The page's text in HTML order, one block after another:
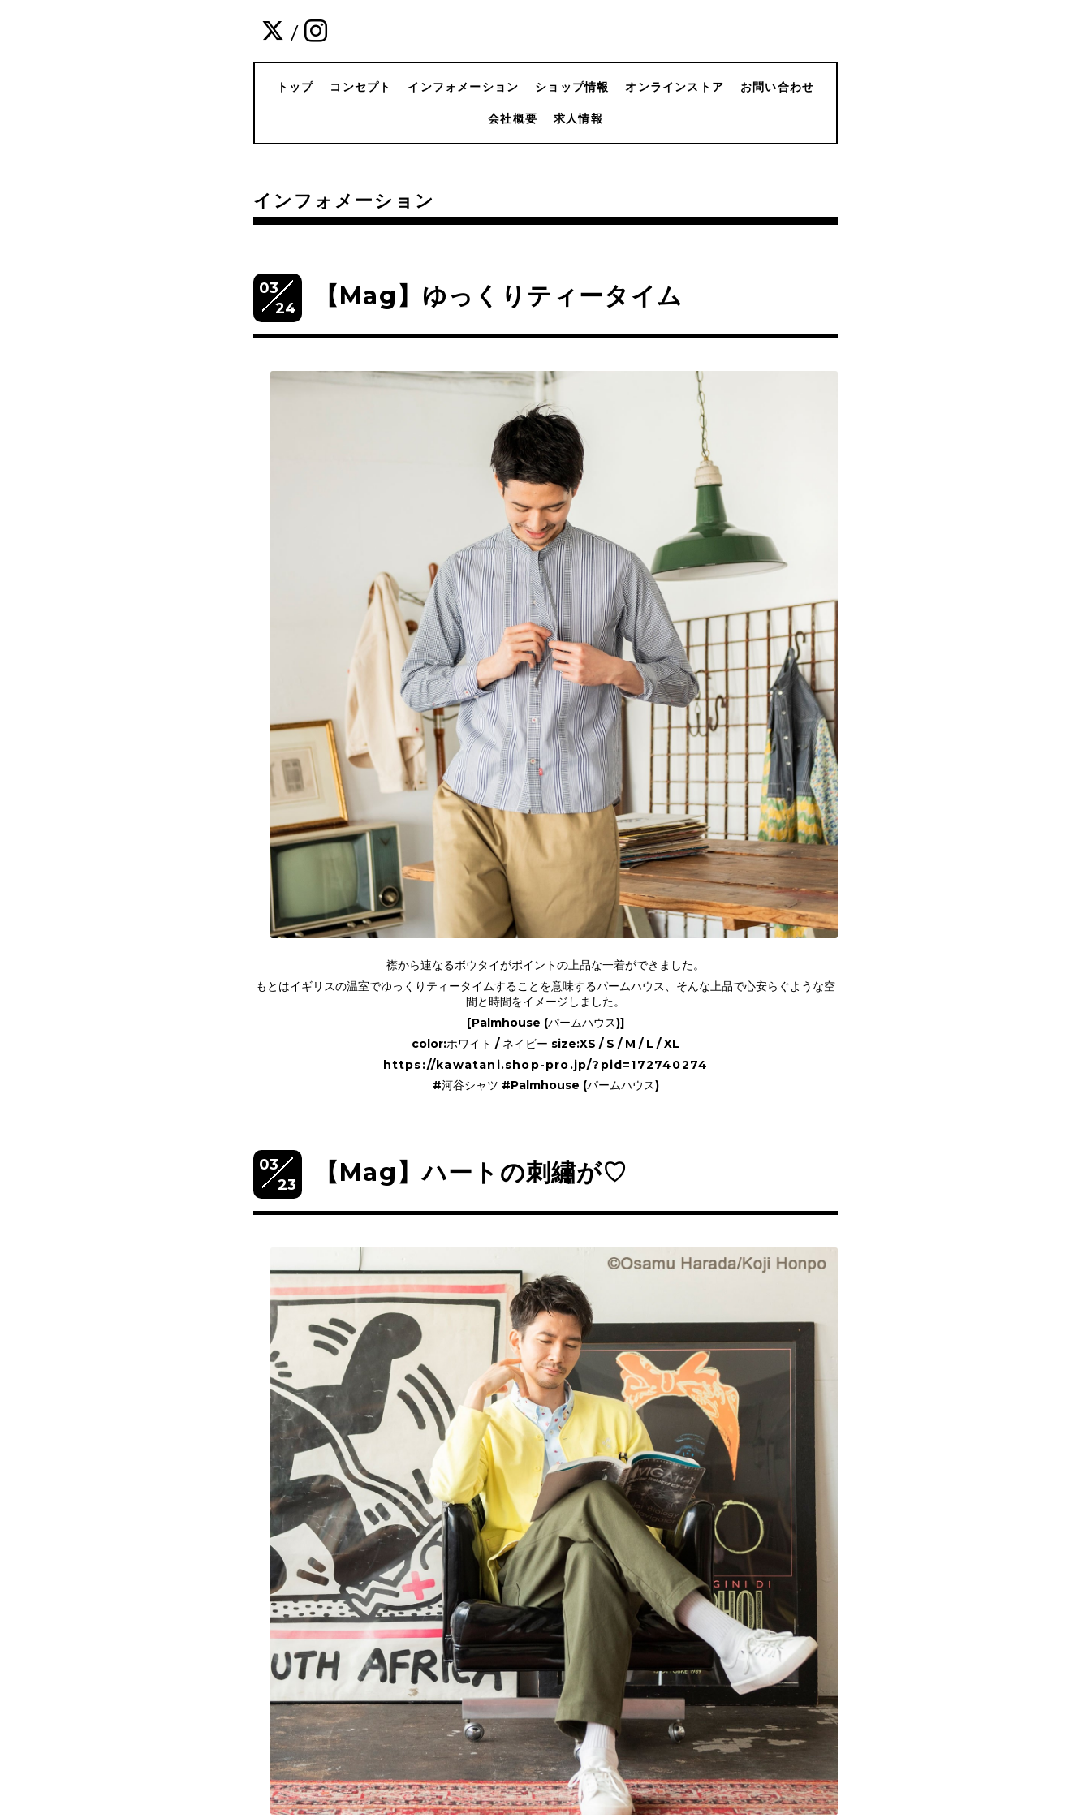
/
トップ コンセプト インフォメーション ショップ情報 オンラインストア お問い合わせ
会社概要 求人情報
インフォメーション
03
24
【Mag】ゆっくりティータイム
襟から連なるボウタイがポイントの上品な一着ができました。
もとはイギリスの温室でゆっくりティータイムすることを意味するパームハウス、そんな上品で心安らぐような空
間と時間をイメージしました。
[Palmhouse (パームハウス)]
color:ホワイト / ネイビー size:XS / S / M / L / XL
https://kawatani.shop-pro.jp/?pid=172740274
#河谷シャツ #Palmhouse (パームハウス)
03
23
【Mag】ハートの刺繡が♡